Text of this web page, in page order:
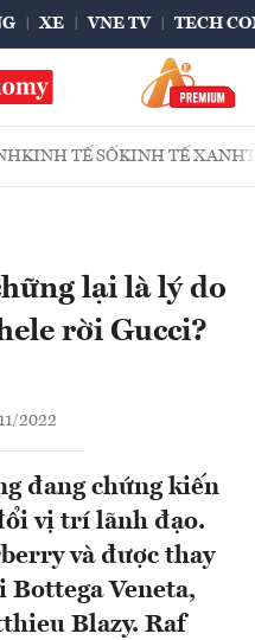
XE VNE TV TECH
KINH TẾ SỐKINH TẾ XANH
lại là lý do
rời Gucci?
2022
đang chứng kiến
vị trí lãnh đạo.
và được thay
Bottega Veneta,
Blazy. Raf